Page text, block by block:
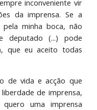
inconveniente vir
da imprensa. Se a
minha boca, não
deputado (...) pode
que eu aceito todas
de vida e acção que
de imprensa,
uma imprensa